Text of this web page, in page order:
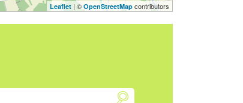
Leaflet | © OpenStreetMap contributors